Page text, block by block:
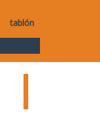
tablón